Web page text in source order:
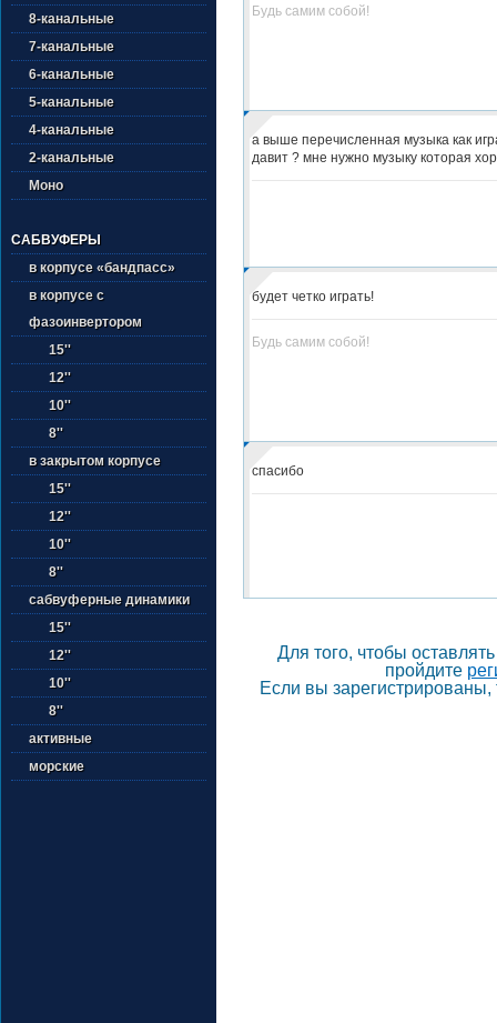
8-канальные
7-канальные
6-канальные
5-канальные
4-канальные
2-канальные
Моно
САБВУФЕРЫ
в корпусе «бандпасс»
в корпусе с
фазоинвертором
15''
12''
10''
8''
в закрытом корпусе
15''
12''
10''
8''
сабвуферные динамики
15''
12''
10''
8''
активные
морские
Будь самим собой!
а выше перечисленная музыка как
давит ? мне нужно музыку которая
будет четко играть!
Будь самим собой!
спасибо
Для того, чтобы
пройдите
Если вы